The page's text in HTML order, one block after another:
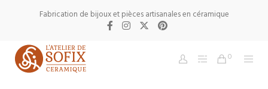
Fabrication de bijoux et pièces artisanales en céramique
0